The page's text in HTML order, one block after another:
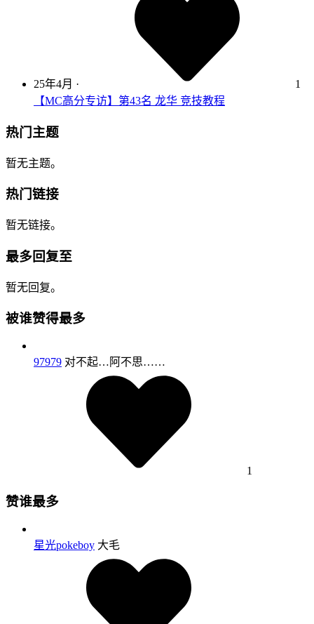
25年4月 ·
1
【MC高分专访】第43名 龙华 竞技教程
热门主题
暂无主题。
热门链接
暂无链接。
最多回复至
暂无回复。
被谁赞得最多
97979 对不起…阿不思……
1
赞谁最多
星光pokeboy 大毛